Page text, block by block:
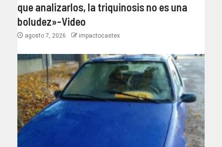
que analizarlos, la triquinosis no es una
boludez»-Video
agosto 7, 2026 impactocastex